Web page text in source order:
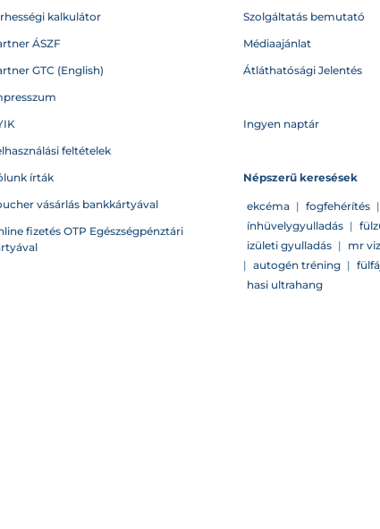
kalkulátor
ÁSZF
GTC (English)
feltételek
írták
vásárlás bankkártyával
fizetés OTP Egészségpénztári
Szolgáltatás bemutató
Médiaajánlat
Átláthatósági Jelentés
Ingyen naptár
Népszerű keresések
ekcéma | fogfehérítés |
ínhüvelygyulladás |
izületi gyulladás | mr
| autogén tréning |
hasi ultrahang